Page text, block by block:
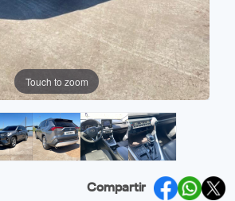
Touch to zoom
Compartir